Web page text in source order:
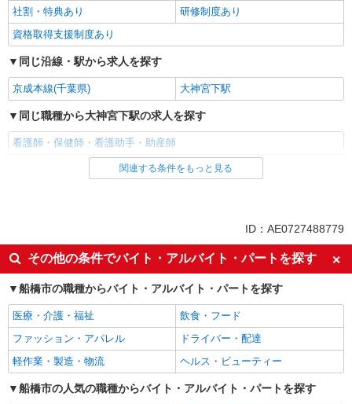
社割・特典あり
研修制度あり
資格取得支援制度あり
同じ沿線・駅から求人を探す
京成本線(千葉県) 大神宮下駅
同じ職種から大神宮下駅の求人を探す
看護師・保健師・看護助手・助産師
同じ雇用形態から大神宮下駅の求人を探す
同じ特徴から大神宮下駅の求人を探す
入社日応相談
履歴書不要
Web面接OK
職場見学OKまたは説明会あり
未経験歓迎
経験者・有資格者歓迎
新卒・第二新卒歓迎
女性活躍中
主婦・主夫歓迎
フリーター歓迎
学歴不問
ブランクOK
関連する条件をもっと見る
ID：AE0727488779
その他の条件でバイト・アルバイト・パートを探す
船橋市の職種からバイト・アルバイト・パートを探す
医療・介護・福祉
飲食・フード
ファッション・アパレル
ドライバー・配達
軽作業・製造・物流
ヘルス・ビューティー
船橋市の人気の職種からバイト・アルバイト・パートを探す